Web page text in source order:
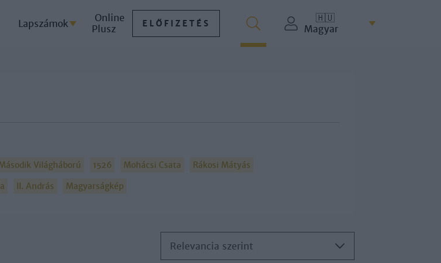
Lapszámok
Online
Plusz
ELŐFIZETÉS
🇭🇺
Magyar
Világháború 1526 Mohácsi Csata
Rákosi Mátyás
II. András Magyarságkép
Relevancia szerint